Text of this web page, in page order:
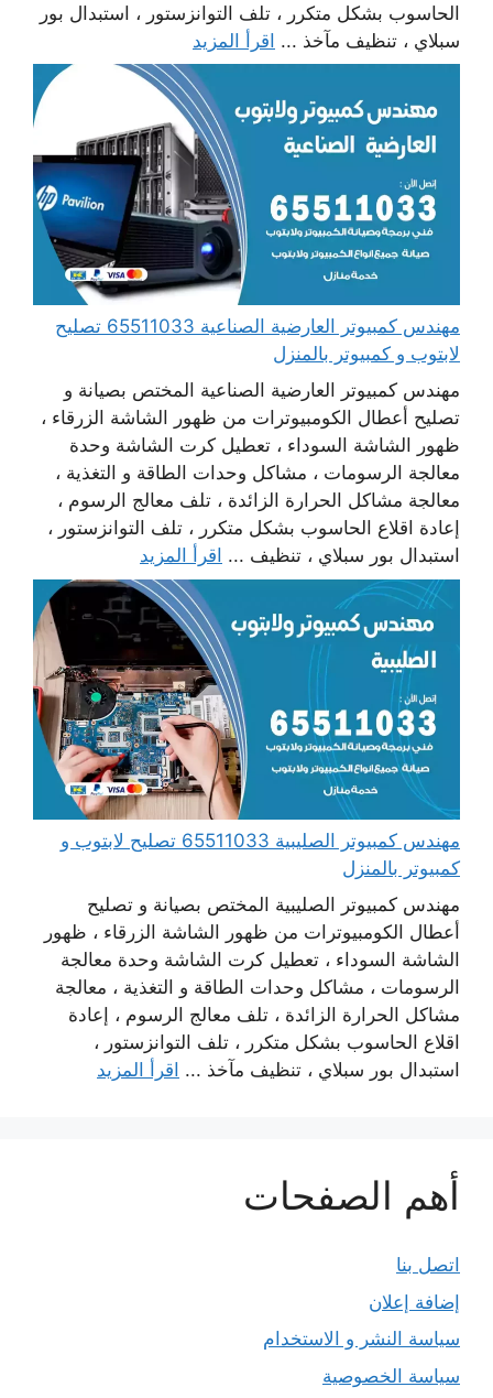
الحاسوب بشكل متكرر ، تلف التوانزستور ، استبدال بور
سبلاي ، تنظيف مآخذ ... اقرأ المزيد
مهندس كمبيوتر العارضية الصناعية 65511033 تصليح
لابتوب و كمبيوتر بالمنزل
مهندس كمبيوتر العارضية الصناعية المختص بصيانة و
تصليح أعطال الكومبيوترات من ظهور الشاشة الزرقاء ،
ظهور الشاشة السوداء ، تعطيل كرت الشاشة وحدة
معالجة الرسومات ، مشاكل وحدات الطاقة و التغذية ،
معالجة مشاكل الحرارة الزائدة ، تلف معالج الرسوم ،
إعادة اقلاع الحاسوب بشكل متكرر ، تلف التوانزستور ،
استبدال بور سبلاي ، تنظيف ... اقرأ المزيد
مهندس كمبيوتر الصليبية 65511033 تصليح لابتوب و
كمبيوتر بالمنزل
مهندس كمبيوتر الصليبية المختص بصيانة و تصليح
أعطال الكومبيوترات من ظهور الشاشة الزرقاء ، ظهور
الشاشة السوداء ، تعطيل كرت الشاشة وحدة معالجة
الرسومات ، مشاكل وحدات الطاقة و التغذية ، معالجة
مشاكل الحرارة الزائدة ، تلف معالج الرسوم ، إعادة
اقلاع الحاسوب بشكل متكرر ، تلف التوانزستور ،
استبدال بور سبلاي ، تنظيف مآخذ ... اقرأ المزيد
أهم الصفحات
اتصل بنا
إضافة إعلان
سياسة النشر و الاستخدام
سياسة الخصوصية